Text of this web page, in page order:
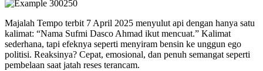
Majalah Tempo terbit 7 April 2025 menyulut api dengan hanya satu
kalimat: “Nama Sufmi Dasco Ahmad ikut mencuat.” Kalimat
sederhana, tapi efeknya seperti menyiram bensin ke unggun ego
politisi. Reaksinya? Cepat, emosional, dan penuh semangat seperti
pembelaan saat jatah reses terancam.